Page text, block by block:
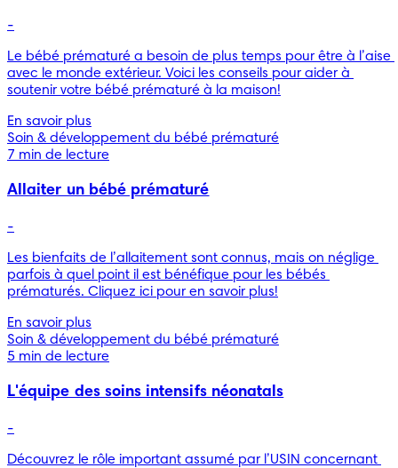
-
Le bébé prématuré a besoin de plus temps pour être à l’aise
avec le monde extérieur. Voici les conseils pour aider à
soutenir votre bébé prématuré à la maison!
En savoir plus
Soin & développement du bébé prématuré
7 min de lecture
Allaiter un bébé prématuré
-
Les bienfaits de l’allaitement sont connus, mais on néglige
parfois à quel point il est bénéfique pour les bébés
prématurés. Cliquez ici pour en savoir plus!
En savoir plus
Soin & développement du bébé prématuré
5 min de lecture
L'équipe des soins intensifs néonatals
-
Découvrez le rôle important assumé par l’USIN concernant